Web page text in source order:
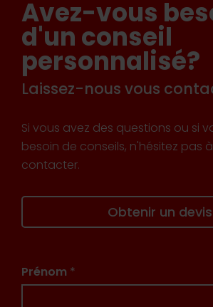
Avez-vous
d'un conseil
personnalisé?
Laissez-nous vous
Si vous avez des questions ou si
besoin de conseils, n'hésitez pas
contacter.
Obtenir un devis
Prénom *